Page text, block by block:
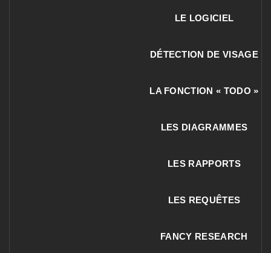
LE LOGICIEL
DÉTECTION DE VISAGE
LA FONCTION « TODO »
LES DIAGRAMMES
LES RAPPORTS
LES REQUÊTES
FANCY RESEARCH